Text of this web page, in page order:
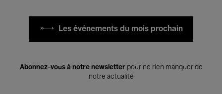
Les événements du mois prochain
Abonnez-vous à notre newsletterpour ne rien manquer de
notre actualité